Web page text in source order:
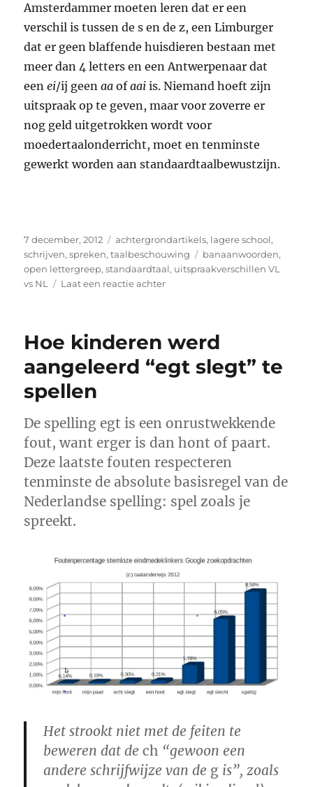
Amsterdammer moeten leren dat er een
verschil is tussen de s en de z, een Limburger
dat er geen blaffende huisdieren bestaan met
meer dan 4 letters en een Antwerpenaar dat
eenei/ij geenaa ofaai is. Niemand hoeft zijn
uitspraak op te geven, maar voor zoverre er
nog geld uitgetrokken wordt voor
moedertaalonderricht, moet en tenminste
gewerkt worden aan standaardtaalbewustzijn.
Geplaatst
op
7 december, 2012 Categorieën
achtergrondartikels, lagere school,
schrijven,spreken,taalbeschouwing Tags
banaanwoorden,
open lettergreep,standaardtaal, uitspraakverschillen VL
vs NL
Laat een reactie achterop
je
(of
Hoe kinderen werd
aangeleerd “egt slegt” te
spellen
De spelling egt is een onrustwekkende
fout, want erger is dan hont of paart.
Deze laatste fouten respecteren
tenminste de absolute basisregel van de
Nederlandse spelling: spel zoals je
spreekt.
Het strookt niet met de feiten te
beweren dat dech “gewoon een
andere schrijfwijze van de g is”, zoals